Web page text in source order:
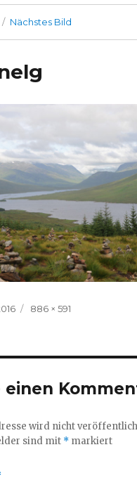
Nächstes Bild
Volle
886 × 591
einen
wird nicht
sind mit * markiert